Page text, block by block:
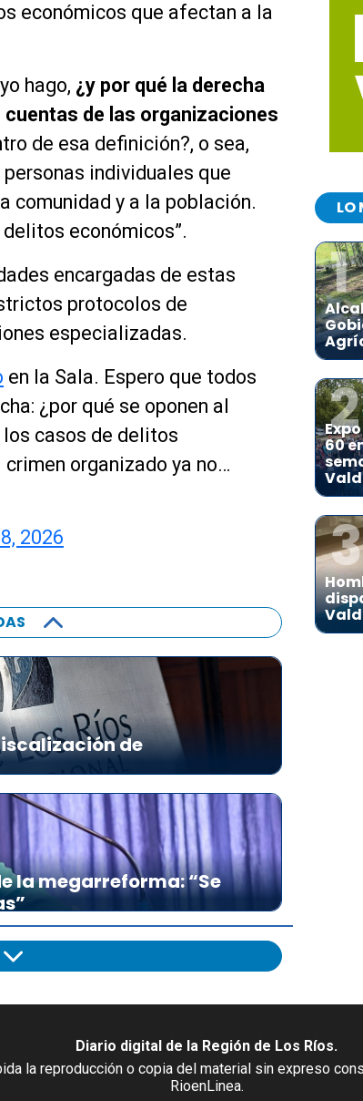
económicos que afectan a la
hago, ¿y por qué la derecha
de las organizaciones
de esa definición?, o sea,
individuales que
comunidad y a la población.
delitos económicos”.
encargadas de estas
protocolos de
especializadas.
en la Sala. Espero que todos
¿por qué se oponen al
casos de delitos
organizado ya no…
2026
de
la megarreforma: “Se
LO
1
2
60
3
Diario digital de la Región de Los Ríos.
la reproducción o copia del material sin expreso
RioenLinea.